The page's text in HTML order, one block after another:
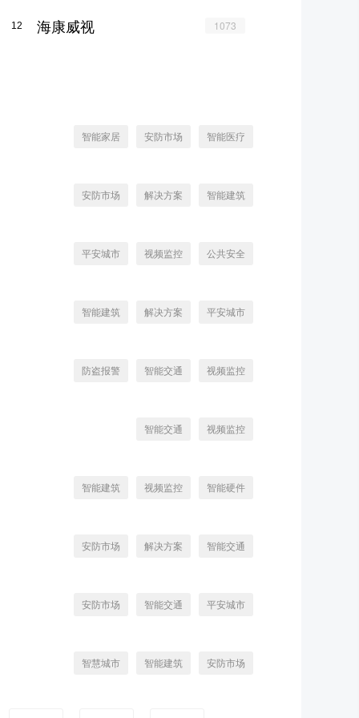
12 海康威视 1073
智能家居 安防市场 智能医疗
安防市场 解决方案 智能建筑
平安城市 视频监控 公共安全
智能建筑 解决方案 平安城市
防盗报警 智能交通 视频监控
智能交通 视频监控
智能建筑 视频监控 智能硬件
安防市场 解决方案 智能交通
安防市场 智能交通 平安城市
智慧城市 智能建筑 安防市场